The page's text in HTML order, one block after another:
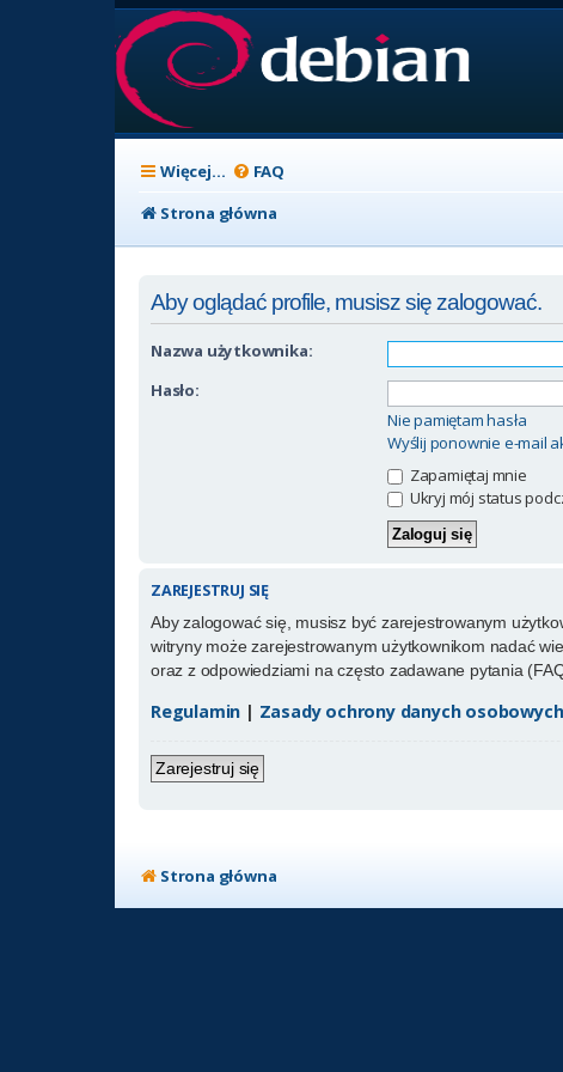
Więcej… FAQ
Strona główna
Aby oglądać profile, musisz się zalogować.
Nazwa użytkownika:
Hasło:
Nie pamiętam hasła
Wyślij ponownie e-mail
Zapamiętaj mnie
Ukryj mój status
ZAREJESTRUJ SIĘ
Aby zalogować się, musisz być zarejestrowanym
witryny może zarejestrowanym użytkownikom nadać
oraz z odpowiedziami na często zadawane pytania
Regulamin | Zasady ochrony danych osobowych
Zarejestruj się
Strona główna